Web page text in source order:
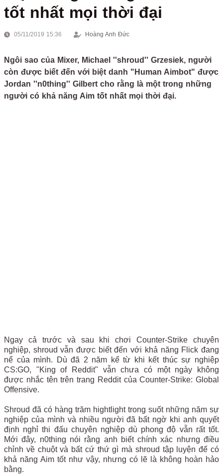
tốt nhất mọi thời đại
05/11/2019 15:36 Hoàng Anh Đức
Ngôi sao của Mixer, Michael ''shroud'' Grzesiek, người
còn được biết đến với biệt danh "Human Aimbot" được
Jordan ''n0thing'' Gilbert cho rằng là một trong những
người có khả năng Aim tốt nhất mọi thời đại.
Ngay cả trước và sau khi chơi Counter-Strike chuyên
nghiệp, shroud vẫn được biết đến với khả năng Flick đang
nể của mình. Dù đã 2 năm kể từ khi kết thúc sự nghiệp
CS:GO, "King of Reddit" vẫn chưa có một ngày không
được nhắc tên trên trang Reddit của Counter-Strike: Global
Offensive.
Shroud đã có hàng trăm hightlight trong suốt những năm sự
nghiệp của mình và nhiều người đã bất ngờ khi anh quyết
định nghỉ thi đấu chuyên nghiệp dù phong độ vẫn rất tốt.
Mới đây, n0thing nói rằng anh biết chính xác nhưng điều
chỉnh về chuột và bất cứ thứ gì mà shroud tập luyện để có
khả năng Aim tốt như vậy, nhưng có lẽ là không hoàn hảo
bằng.